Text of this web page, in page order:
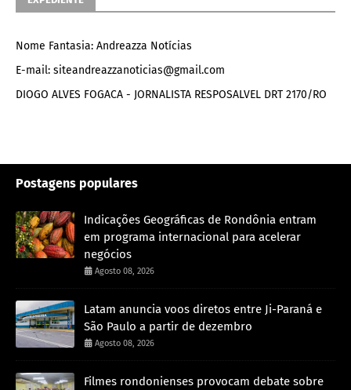
Nome Fantasia: Andreazza Notícias
E-mail: siteandreazzanoticias@gmail.com
DIOGO ALVES FOGACA - JORNALISTA RESPOSALVEL DRT 2170/RO
Postagens populares
Indicações Geográficas de Rondônia entram
em programa internacional para acelerar
negócios
Agosto 08, 2026
Latam anuncia voos diretos entre Ji-Paraná e
São Paulo a partir de dezembro
Agosto 08, 2026
Filmes rondonienses provocam debate sobre